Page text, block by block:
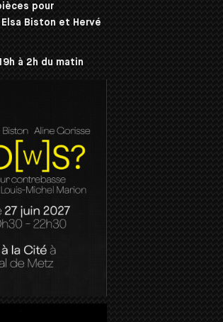
pour
Biston et Hervé
à 2h du matin